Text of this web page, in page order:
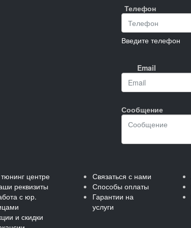
Телефон
Введите телефон
Email
Сообщение
центре
реквизиты
с юр.
и скидки
Связаться с нами
Способы оплаты
Гарантии на
услуги